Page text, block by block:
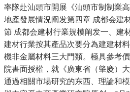
率隊赴汕頭市開展《汕頭市制制業
地產發展情況阐发第四章 成都会建
節 成都会建材行業規模阐发一、建
建材行業按其產品次要分為建建材
機非金屬材料三大門類。極具參考
院書面授權，就《廣東省（肇慶）
通過相關市場研究的东西、理論和